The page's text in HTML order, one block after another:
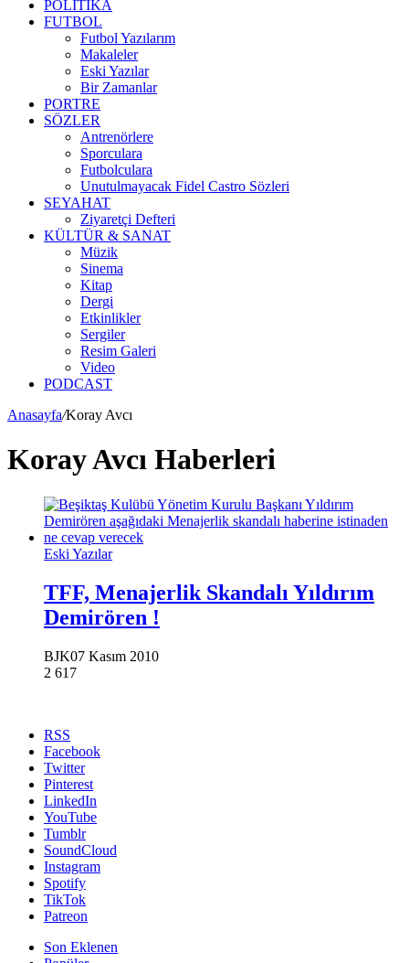
POLİTİKA
FUTBOL
Futbol Yazılarım
Makaleler
Eski Yazılar
Bir Zamanlar
PORTRE
SÖZLER
Antrenörlere
Sporculara
Futbolculara
Unutulmayacak Fidel Castro Sözleri
SEYAHAT
Ziyaretçi Defteri
KÜLTÜR & SANAT
Müzik
Sinema
Kitap
Dergi
Etkinlikler
Sergiler
Resim Galeri
Video
PODCAST
Anasayfa/Koray Avcı
Koray Avcı Haberleri
Eski Yazılar
TFF, Menajerlik Skandalı Yıldırım
Demirören !
BJK07 Kasım 2010
2 617
RSS
Facebook
Twitter
Pinterest
LinkedIn
YouTube
Tumblr
SoundCloud
Instagram
Spotify
TikTok
Patreon
Son Eklenen